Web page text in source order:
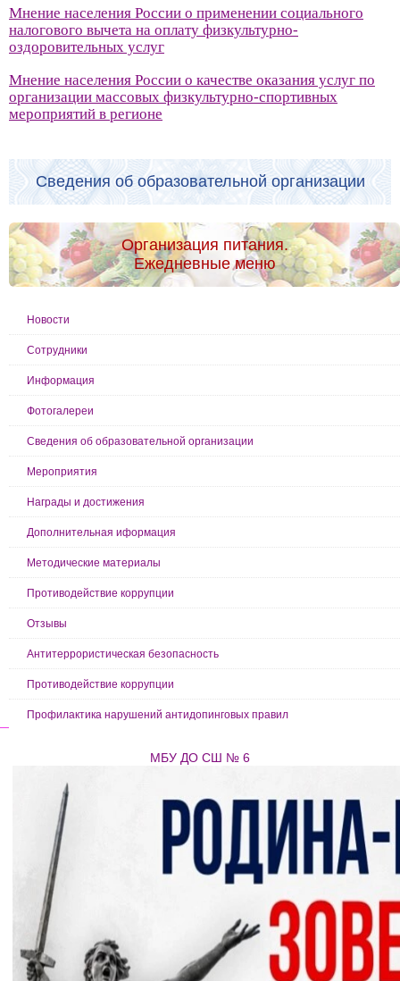
Мнение населения России о применении социального
налогового вычета на оплату физкультурно-
оздоровительных услуг
Мнение населения России о качестве оказания услуг по
организации массовых физкультурно-спортивных
мероприятий в регионе
Сведения об образовательной организации
Организация питания.
Ежедневные меню
Новости
Сотрудники
Информация
Фотогалереи
Сведения об образовательной организации
Мероприятия
Награды и достижения
Дополнительная иформация
Методические материалы
Противодействие коррупции
Отзывы
Антитеррористическая безопасность
Противодействие коррупции
Профилактика нарушений антидопинговых правил
МБУ ДО СШ № 6